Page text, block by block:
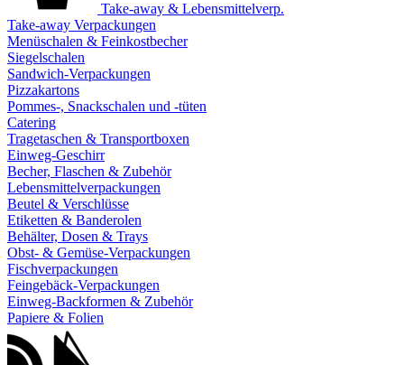
Take-away & Lebensmittelverp.
Take-away Verpackungen
Menüschalen & Feinkostbecher
Siegelschalen
Sandwich-Verpackungen
Pizzakartons
Pommes-, Snackschalen und -tüten
Catering
Tragetaschen & Transportboxen
Einweg-Geschirr
Becher, Flaschen & Zubehör
Lebensmittelverpackungen
Beutel & Verschlüsse
Etiketten & Banderolen
Behälter, Dosen & Trays
Obst- & Gemüse-Verpackungen
Fischverpackungen
Feingebäck-Verpackungen
Einweg-Backformen & Zubehör
Papiere & Folien